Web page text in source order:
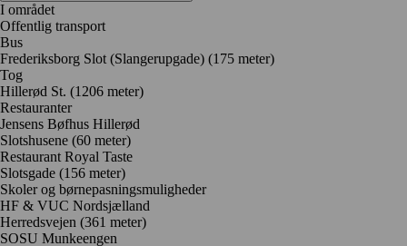
I området
Offentlig transport
Bus
Frederiksborg Slot (Slangerupgade) (175 meter)
Tog
Hillerød St. (1206 meter)
Restauranter
Jensens Bøfhus Hillerød
Slotshusene (60 meter)
Restaurant Royal Taste
Slotsgade (156 meter)
Skoler og børnepasningsmuligheder
HF & VUC Nordsjælland
Herredsvejen (361 meter)
SOSU Munkeengen